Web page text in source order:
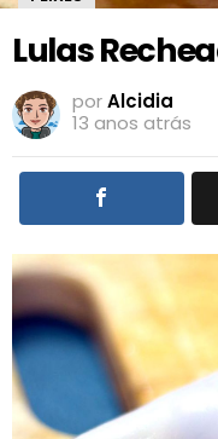
Lulas
porAlcidia
13 anos atrás